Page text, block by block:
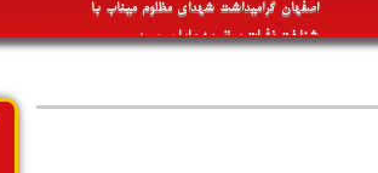
اصفهان گرامیداشت شهدای مظلوم میناب با
شناخت نفرات برتر به پایان رسید